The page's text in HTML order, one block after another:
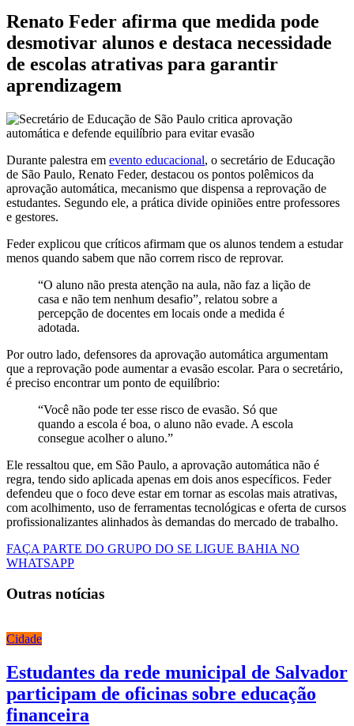
Renato Feder afirma que medida pode
desmotivar alunos e destaca necessidade
de escolas atrativas para garantir
aprendizagem
Durante palestra em evento educacional, o secretário de Educação
de São Paulo, Renato Feder, destacou os pontos polêmicos da
aprovação automática, mecanismo que dispensa a reprovação de
estudantes. Segundo ele, a prática divide opiniões entre professores
e gestores.
Feder explicou que críticos afirmam que os alunos tendem a estudar
menos quando sabem que não correm risco de reprovar.
“O aluno não presta atenção na aula, não faz a lição de
casa e não tem nenhum desafio”, relatou sobre a
percepção de docentes em locais onde a medida é
adotada.
Por outro lado, defensores da aprovação automática argumentam
que a reprovação pode aumentar a evasão escolar. Para o secretário,
é preciso encontrar um ponto de equilíbrio:
“Você não pode ter esse risco de evasão. Só que
quando a escola é boa, o aluno não evade. A escola
consegue acolher o aluno.”
Ele ressaltou que, em São Paulo, a aprovação automática não é
regra, tendo sido aplicada apenas em dois anos específicos. Feder
defendeu que o foco deve estar em tornar as escolas mais atrativas,
com acolhimento, uso de ferramentas tecnológicas e oferta de cursos
profissionalizantes alinhados às demandas do mercado de trabalho.
FAÇA PARTE DO GRUPO DO SE LIGUE BAHIA NO
WHATSAPP
Outras notícias
Cidade
Estudantes da rede municipal de Salvador
participam de oficinas sobre educação
financeira